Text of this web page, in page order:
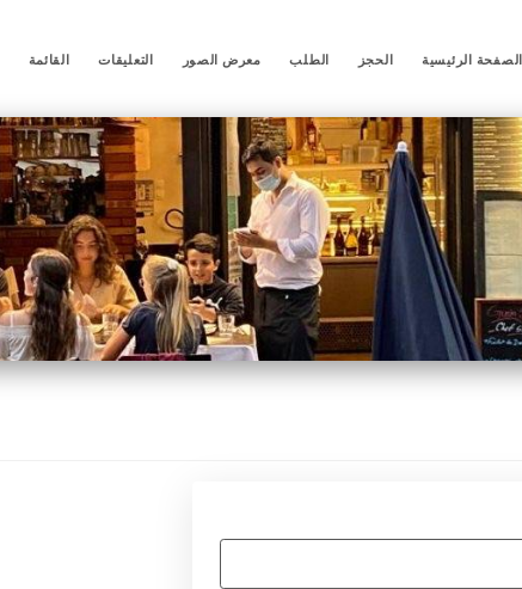
الصفحة الرئيسية الحجز الطلب معرض الصور التعليقات القائمة